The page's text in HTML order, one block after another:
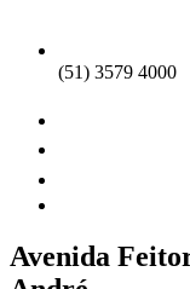
(51) 3579 4000
Avenida